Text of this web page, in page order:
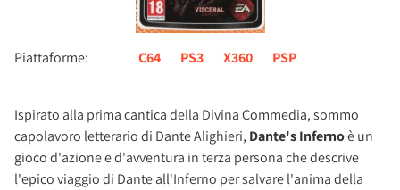
Piattaforme: C64 PS3 X360 PSP
Ispirato alla prima cantica della Divina Commedia, sommo
capolavoro letterario di Dante Alighieri, Dante's Infernoè un
gioco d'azione e d'avventura in terza persona che descrive
l'epico viaggio di Dante all'Inferno per salvare l'anima della